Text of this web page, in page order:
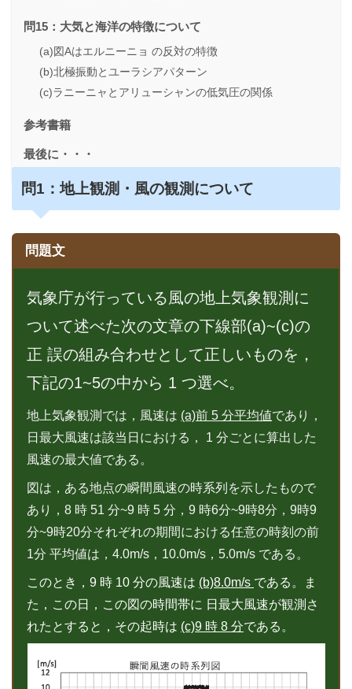
問15：大気と海洋の特徴について
(a)図Aはエルニーニョ の反対の特徴
(b)北極振動とユーラシアパターン
(c)ラニーニャとアリューシャンの低気圧の関係
参考書籍
最後に・・・
問1：地上観測・風の観測について
問題文
気象庁が行っている風の地上気象観測に
ついて述べた次の文章の下線部(a)~(c)の
正 誤の組み合わせとして正しいものを，
下記の1~5の中から 1 つ選べ。
地上気象観測では，風速は (a)前 5 分平均値であり，
日最大風速は該当日における， 1 分ごとに算出した
風速の最大値である。
図は，ある地点の瞬間風速の時系列を示したもので
あり，8 時 51 分~9 時 5 分，9 時6分~9時8分，9時9
分~9時20分それぞれの期間における任意の時刻の前
1分 平均値は，4.0m/s，10.0m/s，5.0m/s である。
このとき，9 時 10 分の風速は (b)8.0m/s である。ま
た，この日，この図の時間帯に 日最大風速が観測さ
れたとすると，その起時は (c)9 時 8 分である。